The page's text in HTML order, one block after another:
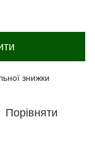
знижки
Порівняти